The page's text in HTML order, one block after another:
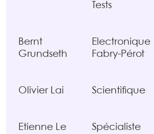
Tests
Bernt
Grundseth
Electronique
Fabry-Pérot
Olivier Lai Scientifique
Etienne Le
Spécialiste